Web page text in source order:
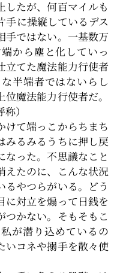
したが、何百マイルも
手に操縦しているデス
手ではない。一基数万
から塵と化していっ
立てた魔法能力行使者
半端者ではないらし
魔法能力行使者だ。
）
て端っこからちまち
みるみるうちに押し戻
なった。不思議なこと
えたのに、こんな状況
るやつらがいる。どう
に対立を煽って日銭を
つかない。そもそもこ
が潜り込めているの
いコネや搦手を散々使